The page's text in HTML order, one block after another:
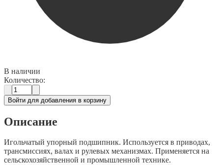
В наличии
Количество:
Войти для добавления в корзину
Описание
Игольчатый упорный подшипник. Используется в приводах,
трансмиссиях, валах и рулевых механизмах. Применяется на
сельскохозяйственной и промышленной технике.